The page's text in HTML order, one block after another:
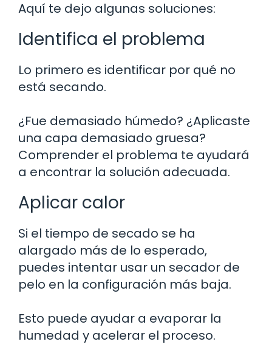
Aquí te dejo algunas soluciones:
Identifica el problema
Lo primero es identificar por qué no
está secando.
¿Fue demasiado húmedo? ¿Aplicaste
una capa demasiado gruesa?
Comprender el problema te ayudará
a encontrar la solución adecuada.
Aplicar calor
Si el tiempo de secado se ha
alargado más de lo esperado,
puedes intentar usar un secador de
pelo en la configuración más baja.
Esto puede ayudar a evaporar la
humedad y acelerar el proceso.